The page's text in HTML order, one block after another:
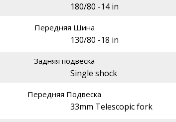
180/80 -14 in
Передняя Шина
130/80 -18 in
Задняя подвеска
Single shock
Передняя Подвеска
33mm Telescopic fork